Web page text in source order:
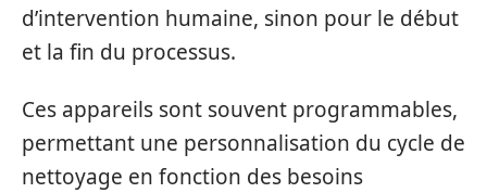
d’intervention humaine, sinon pour le début
et la fin du processus.
Ces appareils sont souvent programmables,
permettant une personnalisation du cycle de
nettoyage en fonction des besoins